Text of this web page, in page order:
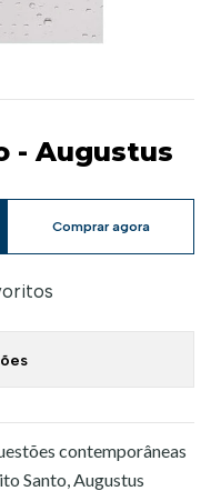
- Augustus
Comprar agora
contemporâneas
Santo, Augustus